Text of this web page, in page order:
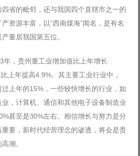
省的毗邻，还与我国四个直辖市之一的
资源丰富，以“西南煤海”闻名，是有名
量居我国第五位。
年，贵州重工业增加值比上年增长
上年提高4.9%。其主要工业行业中，
上年的15%，一些较快增长的行业，如
，计算机、通信和其他电子设备制造业
甚至是30%左右。相信增长与努力是分
要，新时代经营理念的渗透，将会是贵
潮。